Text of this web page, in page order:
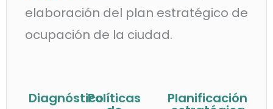
elaboración del plan estratégico de
ocupación de la ciudad.
DiagnósticoPolíticas Planificación